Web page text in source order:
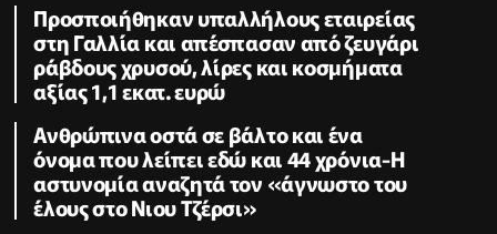
Προσποιήθηκαν υπαλλήλους εταιρείας
στη Γαλλία και απέσπασαν από ζευγάρι
ράβδους χρυσού, λίρες και κοσμήματα
αξίας 1,1 εκατ. ευρώ
Ανθρώπινα οστά σε βάλτο και ένα
όνομα που λείπει εδώ και 44 χρόνια-Η
αστυνομία αναζητά τον «άγνωστο του
έλους στο Νιου Τζέρσι»